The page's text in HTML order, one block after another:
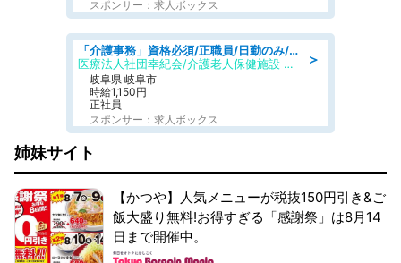
スポンサー：求人ボックス
＞
「介護事務」資格必須/正職員/日勤のみ/介護老人保健施設
医療法人社団幸紀会/介護老人保健施設 グリーンビラ安江
岐阜県 岐阜市
時給1,150円
正社員
スポンサー：求人ボックス
姉妹サイト
【かつや】人気メニューが税抜150円引き&ご
飯大盛り無料!お得すぎる「感謝祭」は8月14
日まで開催中。